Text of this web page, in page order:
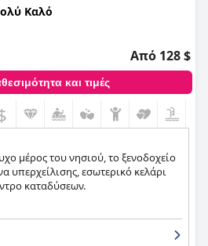
Καλό
Από 128 $
και τιμές
μέρος του νησιού, το ξενοδοχείο
υπερχείλισης, εσωτερικό κελάρι
καταδύσεων.